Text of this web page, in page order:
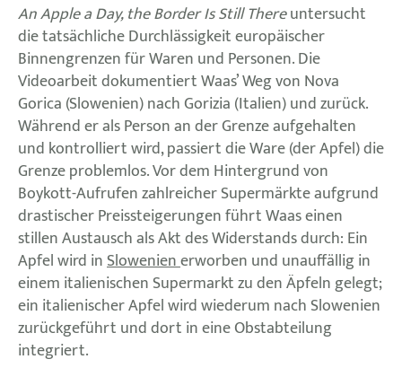
An Apple a Day, the Border Is Still Thereuntersucht
die tatsächliche Durchlässigkeit europäischer
Binnengrenzen für Waren und Personen. Die
Videoarbeit dokumentiert Waas’ Weg von Nova
Gorica (Slowenien) nach Gorizia (Italien) und zurück.
Während er als Person an der Grenze aufgehalten
und kontrolliert wird, passiert die Ware (der Apfel) die
Grenze problemlos. Vor dem Hintergrund von
Boykott-Aufrufen zahlreicher Supermärkte aufgrund
drastischer Preissteigerungen führt Waas einen
stillen Austausch als Akt des Widerstands durch: Ein
Apfel wird inSlowenienerworben und unauffällig in
einem italienischen Supermarkt zu den Äpfeln gelegt;
ein italienischer Apfel wird wiederum nach Slowenien
zurückgeführt und dort in eine Obstabteilung
integriert.